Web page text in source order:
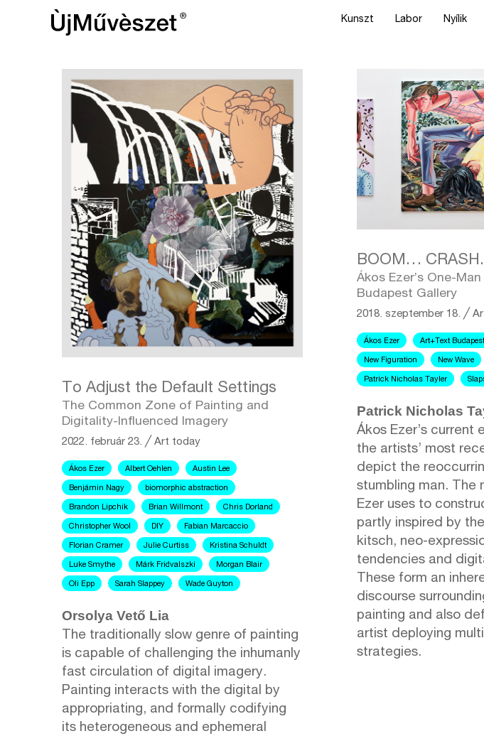
Kunszt Labor Nyílik
To Adjust the Default Settings
The Common Zone of Painting and
Digitality-Influenced Imagery
2022. február 23. ╱Art today
Ákos Ezer Albert Oehlen Austin Lee
Benjámin Nagy biomorphic abstraction
Brandon Lipchik Brian Willmont Chris Dorland
Christopher Wool DIY Fabian Marcaccio
Florian Cramer Julie Curtiss Kristina Schuldt
Luke Smythe Márk Fridvalszki Morgan Blair
Oli Epp Sarah Slappey Wade Guyton
Orsolya Vető Lia
The traditionally slow genre of painting
is capable of challenging the inhumanly
fast circulation of digital imagery.
Painting interacts with the digital by
appropriating, and formally codifying
its heterogeneous and ephemeral
BOOM…
Ákos Ezer’s One-
Budapest Gallery
2018. szeptember 18. ╱
Ákos Ezer Art+Text
New Figuration New Wave
Patrick Nicholas Tayler
Patrick Nicholas
Ákos Ezer’s current
the artists’ most
depict the
stumbling man. The
Ezer uses to
partly inspired by
kitsch, neo-
tendencies and
These form an
discourse
painting and also
artist deploying
strategies.